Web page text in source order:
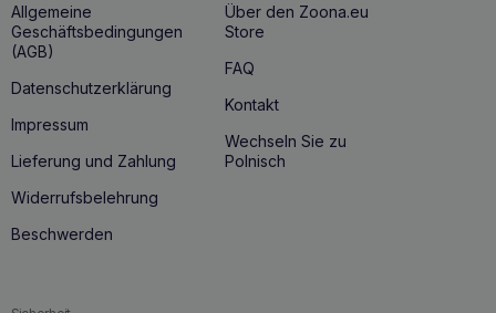
Allgemeine
Geschäftsbedingungen
(AGB)
Datenschutzerklärung
Impressum
Lieferung und Zahlung
Widerrufsbelehrung
Beschwerden
Über den Zoona.eu
Store
FAQ
Kontakt
Wechseln Sie zu
Polnisch